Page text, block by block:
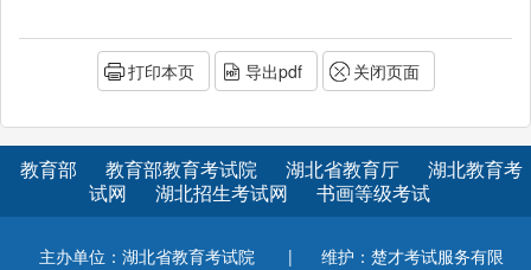
打印本页 导出pdf 关闭页面
教育部 教育部教育考试院 湖北省教育厅
湖北教育考
试网
湖北招生考试网 书画等级考试
主办单位：湖北省教育考试院 | 维护：楚才考试服务有限